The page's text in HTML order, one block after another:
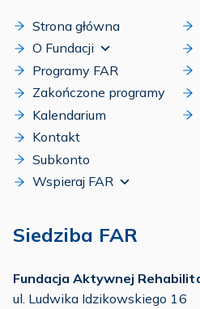
Strona główna
O Fundacji
Programy FAR
Zakończone programy
Kalendarium
Kontakt
Subkonto
Wspieraj FAR
Siedziba FAR
Fundacja Aktywnej
ul. Ludwika Idzikowskiego 16